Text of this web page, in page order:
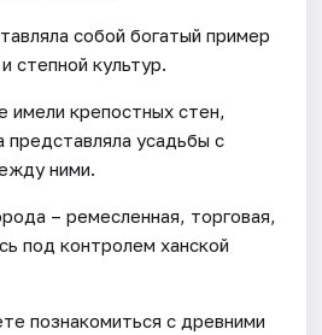
собой богатый пример
степной культур.
имели крепостных стен,
представляла усадьбы с
ними.
– ремесленная, торговая,
под контролем ханской
познакомиться с древними